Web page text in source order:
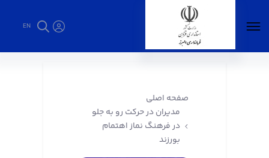
EN
صفحه اصلی
مدیران در حرکت رو به جلو
در فرهنگ نماز اهتمام
بورزند